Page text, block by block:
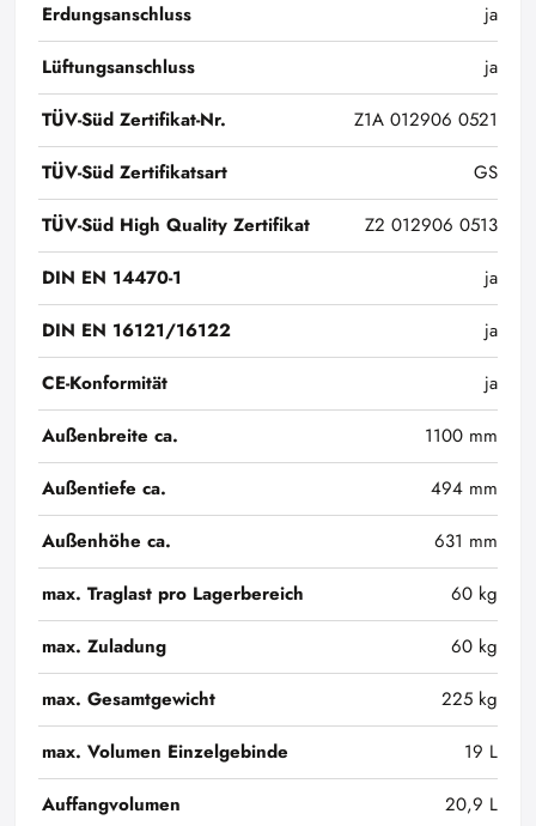
Erdungsanschluss
ja
Lüftungsanschluss
ja
TÜV-Süd Zertifikat-Nr.
Z1A 012906 0521
TÜV-Süd Zertifikatsart
GS
TÜV-Süd High Quality Zertifikat
Z2 012906 0513
DIN EN 14470-1
ja
DIN EN 16121/16122
ja
CE-Konformität
ja
Außenbreite ca.
1100 mm
Außentiefe ca.
494 mm
Außenhöhe ca.
631 mm
max. Traglast pro Lagerbereich
60 kg
max. Zuladung
60 kg
max. Gesamtgewicht
225 kg
max. Volumen Einzelgebinde
19 L
Auffangvolumen
20,9 L